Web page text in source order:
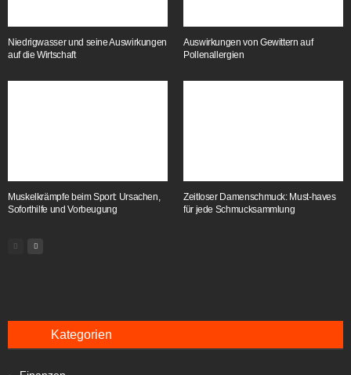
Niedrigwasser und seine Auswirkungen
auf die Wirtschaft
Auswirkungen von Gewittern auf
Pollenallergien
Muskelkrämpfe beim Sport: Ursachen,
Soforthilfe und Vorbeugung
Zeitloser Damenschmuck: Must-haves
für jede Schmucksammlung
Kategorien